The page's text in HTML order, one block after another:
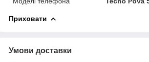
Приховати
Умови доставки